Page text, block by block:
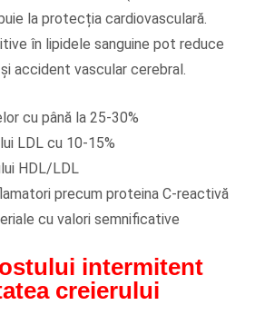
la protecția cardiovasculară.
în lipidele sanguine pot reduce
accident vascular cerebral.
cu până la 25-30%
LDL cu 10-15%
HDL/LDL
precum proteina C-reactivă
cu valori semnificative
intermitent
creierului